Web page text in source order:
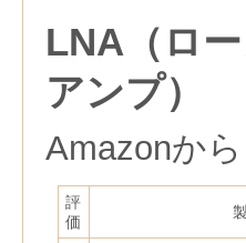
LNA（ロ
アンプ）
Amazonか
評
価